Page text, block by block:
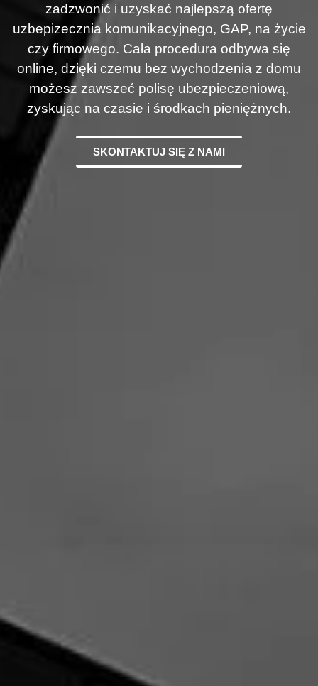
zadzwonić i uzyskać najlepszą ofertę
uzbepizecznia komunikacyjnego, GAP, na życie
czy firmowego. Cała procedura odbywa się
online, dzięki czemu bez wychodzenia z domu
możesz zawszeć polisę ubezpieczeniową,
zyskując na czasie i środkach pieniężnych.
SKONTAKTUJ SIĘ Z NAMI